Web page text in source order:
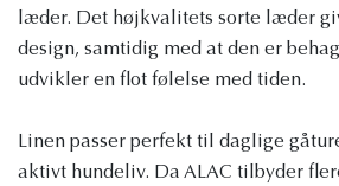
læder. Det højkvalitets sorte læder
design, samtidig med at den er
udvikler en flot følelse med tiden.
Linen passer perfekt til daglige
aktivt hundeliv. Da ALAC tilbyder